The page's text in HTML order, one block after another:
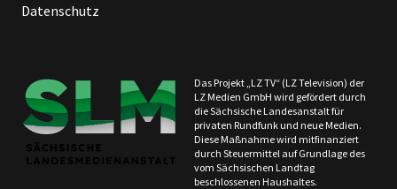
Datenschutz
Das Projekt „LZ TV“ (LZ Television) der
LZ Medien GmbH wird gefördert durch
die Sächsische Landesanstalt für
privaten Rundfunk und neue Medien.
Diese Maßnahme wird mitfinanziert
durch Steuermittel auf Grundlage des
vom Sächsischen Landtag
beschlossenen Haushaltes.